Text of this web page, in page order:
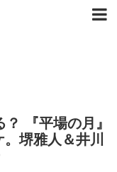
『平場の月』
堺雅人＆井川